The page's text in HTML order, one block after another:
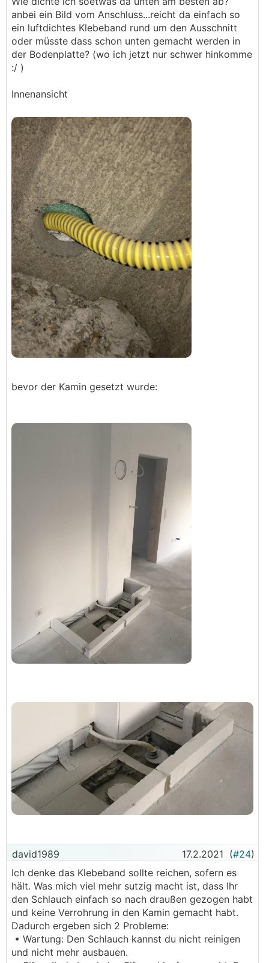
Anbei noch ein Video:
https://drive.google.com/file/d/1bIL1NigBgs44seQ1ve
anbei ein Bild vom Anschluss...reicht da einfach so
ein luftdichtes Klebeband rund um den Ausschnitt
oder müsste dass schon unten gemacht werden in
der Bodenplatte? (wo ich jetzt nur schwer hinkomme
:/ )
Innenansicht
bevor der Kamin gesetzt wurde:
david1989 17.2.2021 (#24)
Ich denke das Klebeband sollte reichen, sofern es
hält. Was mich viel mehr sutzig macht ist, dass Ihr
den Schlauch einfach so nach draußen gezogen habt
und keine Verrohrung in den Kamin gemacht habt.
Dadurch ergeben sich 2 Probleme:
• Wartung: Den Schlauch kannst du nicht reinigen
und nicht mehr ausbauen.